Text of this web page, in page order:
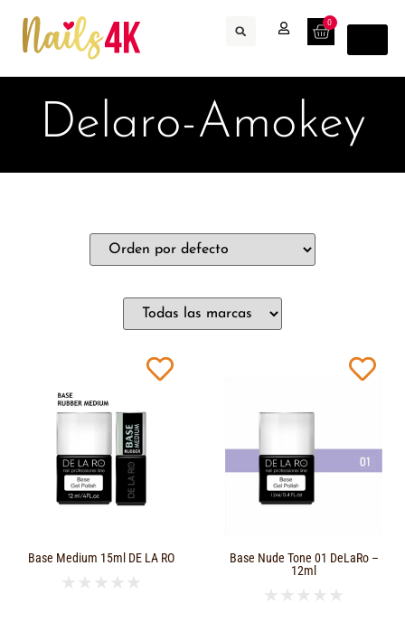
0
Delaro-Amokey
Base Medium 15ml DE LA RO
★ ★ ★ ★ ★
Base Nude Tone 01 DeLaRo –
12ml
★ ★ ★ ★ ★